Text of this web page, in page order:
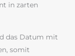
in zarten
das Datum mit
somit